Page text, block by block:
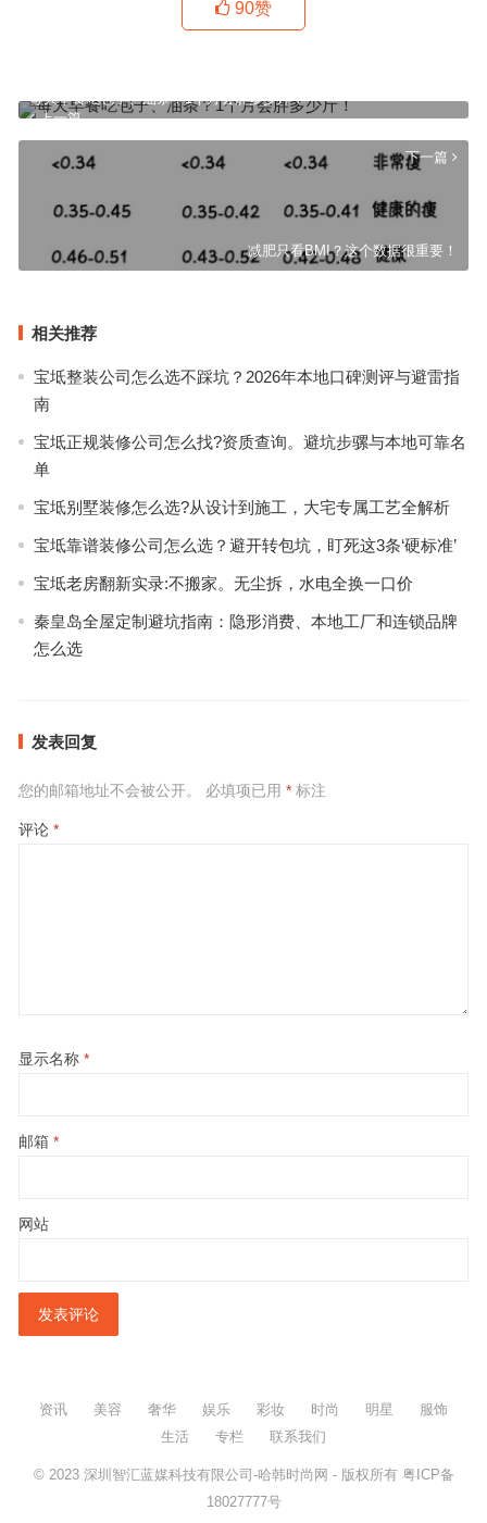
90赞
上一篇
每天早餐吃包子、油条？1个月会胖多少斤！
下一篇
减肥只看BMI？这个数据很重要！
相关推荐
宝坻整装公司怎么选不踩坑？2026年本地口碑测评与避雷指
南
宝坻正规装修公司怎么找?资质查询。避坑步骡与本地可靠名
单
宝坻别墅装修怎么选?从设计到施工，大宅专属工艺全解析
宝坻靠谱装修公司怎么选？避开转包坑，盯死这3条‘硬标准’
宝坻老房翻新实录:不搬家。无尘拆，水电全换一口价
秦皇岛全屋定制避坑指南：隐形消费、本地工厂和连锁品牌
怎么选
发表回复
您的邮箱地址不会被公开。 必填项已用 *标注
评论 *
显示名称 *
邮箱 *
网站
资讯 美容 奢华 娱乐 彩妆 时尚 明星
服饰
生活
专栏 联系我们
© 2023 深圳智汇蓝媒科技有限公司-哈韩时尚网 - 版权所有 粤ICP备
18027777号